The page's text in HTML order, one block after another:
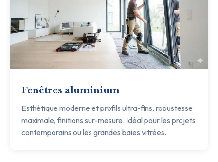
Fenêtres aluminium
Esthétique moderne et profils ultra-fins, robustesse
maximale, finitions sur-mesure. Idéal pour les projets
contemporains ou les grandes baies vitrées.